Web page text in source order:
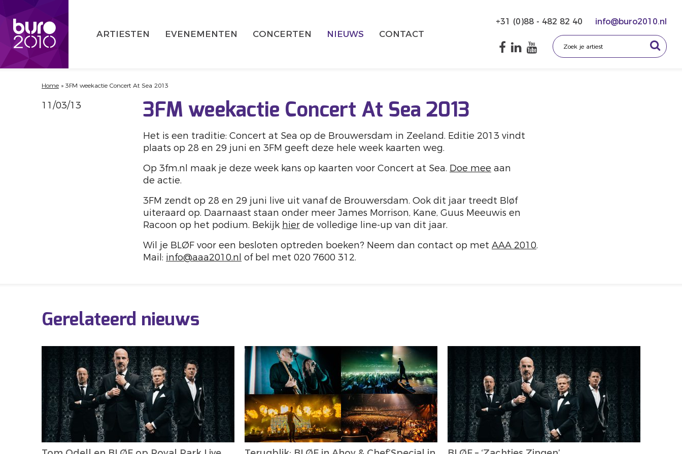
ARTIESTEN EVENEMENTEN CONCERTEN NIEUWS CONTACT
+31 (0)88 - 482 82 40 info@buro2010.nl
Home » 3FM weekactie Concert At Sea 2013
11/03/13 3FM weekactie Concert At Sea 2013
Het is een traditie: Concert at Sea op de Brouwersdam in Zeeland. Editie 2013 vindt
plaats op 28 en 29 juni en 3FM geeft deze hele week kaarten weg.
Op 3fm.nl maak je deze week kans op kaarten voor Concert at Sea. Doe mee aan
de actie.
3FM zendt op 28 en 29 juni live uit vanaf de Brouwersdam. Ook dit jaar treedt Bløf
uiteraard op. Daarnaast staan onder meer James Morrison, Kane, Guus Meeuwis en
Racoon op het podium. Bekijk hier de volledige line-up van dit jaar.
Wil je BLØF voor een besloten optreden boeken? Neem dan contact op met AAA 2010.
Mail: info@aaa2010.nl of bel met 020 7600 312.
Gerelateerd nieuws